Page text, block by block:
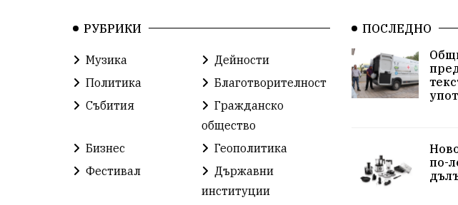
РУБРИКИ
Музика
Дейности
Политика
Благотворителност
Събития
Гражданско
общество
Бизнес
Геополитика
Фестивал
Държавни
институции
ПОСЛЕДНО
по-